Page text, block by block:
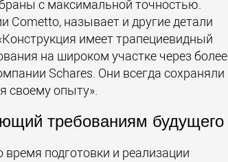
с максимальной точностью.
называет и другие детали
имеет трапециевидный
на широком участке через более
Schares. Они всегда сохраняли
своему опыту».
требованиям будущего
подготовки и реализации